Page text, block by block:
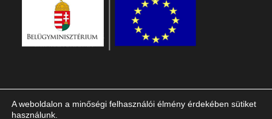
A weboldalon a minőségi felhasználói élmény érdekében sütiket
használunk.